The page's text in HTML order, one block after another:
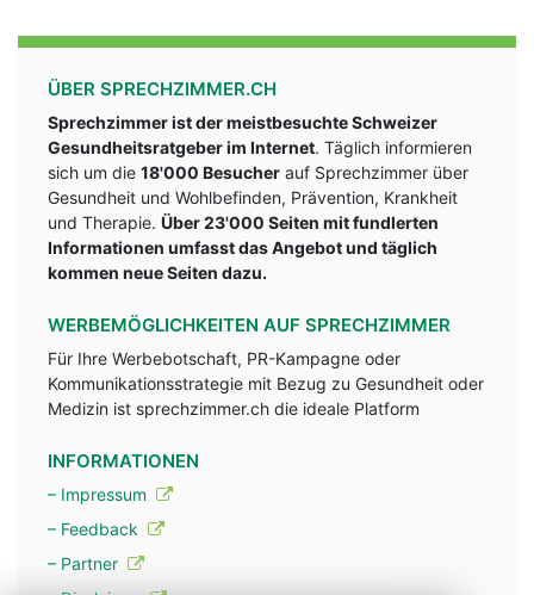
ÜBER SPRECHZIMMER.CH
Sprechzimmer ist der meistbesuchte Schweizer
Gesundheitsratgeber im Internet. Täglich informieren
sich um die 18'000 Besucher auf Sprechzimmer über
Gesundheit und Wohlbefinden, Prävention, Krankheit
und Therapie. Über 23'000 Seiten mit fundlerten
Informationen umfasst das Angebot und täglich
kommen neue Seiten dazu.
WERBEMÖGLICHKEITEN AUF SPRECHZIMMER
Für Ihre Werbebotschaft, PR-Kampagne oder
Kommunikationsstrategie mit Bezug zu Gesundheit oder
Medizin ist sprechzimmer.ch die ideale Platform
INFORMATIONEN
– Impressum
– Feedback
– Partner